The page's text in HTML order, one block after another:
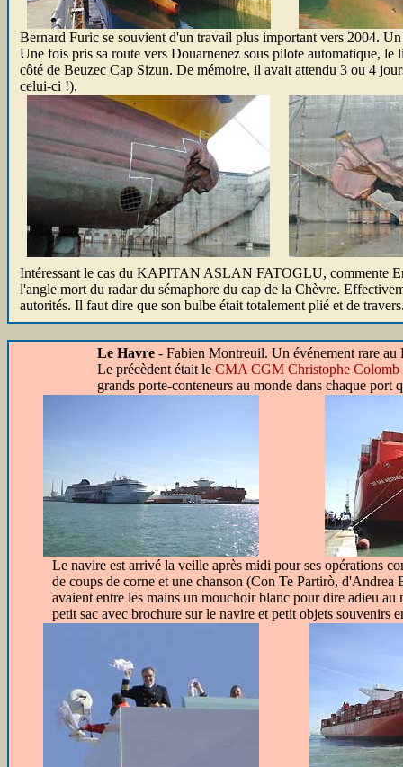
Bernard Furic se souvient d'un travail plus important vers 2004.
Une fois pris sa route vers Douarnenez sous pilote automatique,
côté de Beuzec Cap Sizun. De mémoire, il avait attendu 3 ou 4
celui-ci !).
Intéressant le cas du KAPITAN ASLAN FATOGLU, commente
l'angle mort du radar du sémaphore du cap de la Chèvre.
autorités. Il faut dire que son bulbe était totalement plié et de
Le Havre - Fabien Montreuil. Un événement rare au
Le précèdent était le CMA CGM Christophe Colomb
grands porte-conteneurs au monde dans chaque port
Le navire est arrivé la veille après midi pour ses opérations
de coups de corne et une chanson (Con Te Partirò,
avaient entre les mains un mouchoir blanc pour dire adieu
petit sac avec brochure sur le navire et petit objets souvenirs